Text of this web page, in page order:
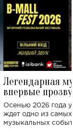
Легендарная
впервые
Украине: где
Осенью 2026 года
ждет одно из
музыкальных